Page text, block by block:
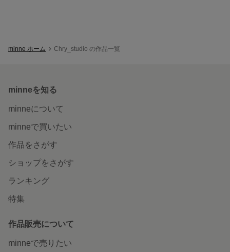
minne ホーム Chry_studio の作品一覧
minneを知る
minneについて
minneで買いたい
作品をさがす
ショップをさがす
ランキング
特集
作品販売について
minneで売りたい